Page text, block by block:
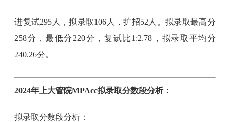
进复试295人，拟录取106人，扩招52人。拟录取最高分
258分，最低分220分，复试比1:2.78，拟录取平均分
240.26分。
2024年上大管院MPAcc拟录取分数段分析：
拟录取分数段分析：